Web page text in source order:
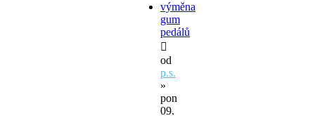
výměna
gum
pedálů
od
p.s.
»
pon
09.